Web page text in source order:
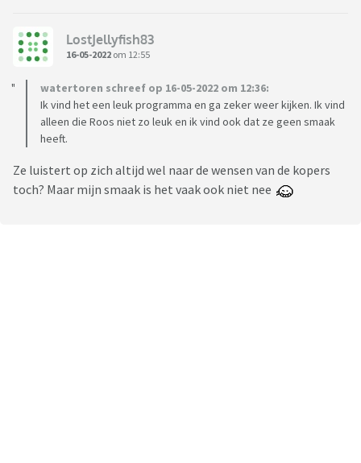
LostJellyfish83
16-05-2022 om 12:55
watertoren schreef op 16-05-2022 om 12:36:
Ik vind het een leuk programma en ga zeker weer kijken. Ik vind
alleen die Roos niet zo leuk en ik vind ook dat ze geen smaak
heeft.
Ze luistert op zich altijd wel naar de wensen van de kopers
toch? Maar mijn smaak is het vaak ook niet nee